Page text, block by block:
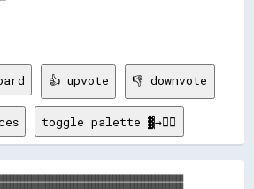
░░████
████▓▓
▓▓████
██████░░
👍 upvote 👎 downvote
toggle palette ▓→✊🏽